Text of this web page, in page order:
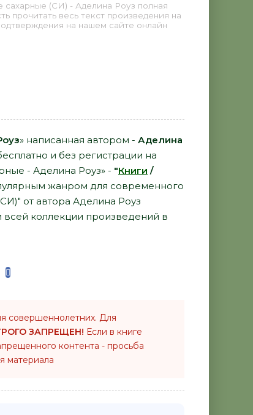
(СИ) - Аделина Роуз полная
прочитать весь текст произведения на
на нашем сайте онлайн
» написанная автором - Аделина
и без регистрации на
- Аделина Роуз» - "Книги /
жанром для современного
от автора Аделина Роуз
всей коллекции произведений в
совершеннолетних. Для
ЗАПРЕЩЕН! Если в книге
контента - просьба
материала